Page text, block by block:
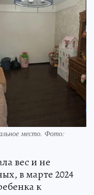
место. Фото:
вес и не
в марте 2024
к